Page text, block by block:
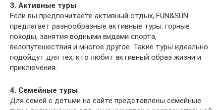
3. Активные туры
Если вы предпочитаете активный отдых, FUN&SUN
предлагает разнообразные активные туры: горные
походы, занятия водными видами спорта,
велопутешествия и многое другое. Такие туры идеально
подойдут для тех, кто любит активный образ жизни и
приключения.
4. Семейные туры
Для семей с детьми на сайте представлены семейные